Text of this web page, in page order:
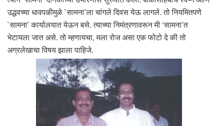
उद्धवच्या धावपळीमुळे `सामना’ला चांगले दिवस येऊ लागले. तो नियमितपणे
`सामना’ कार्यालयात येऊन बसे. त्याच्या निमंत्रणावरून मी ‘सामना’त
भेटायला जात असे. तो म्हणायचा, मला रोज असा एक फोटो दे की तो
अग्रलेखाचा विषय झाला पाहिजे.